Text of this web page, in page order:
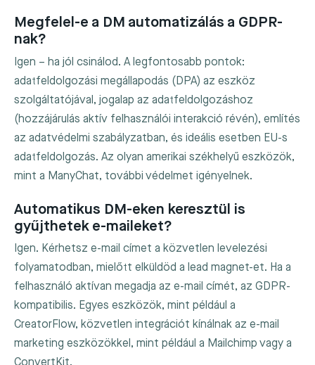
Megfelel-e a DM automatizálás a GDPR-
nak?
Igen – ha jól csinálod. A legfontosabb pontok:
adatfeldolgozási megállapodás (DPA) az eszköz
szolgáltatójával, jogalap az adatfeldolgozáshoz
(hozzájárulás aktív felhasználói interakció révén), említés
az adatvédelmi szabályzatban, és ideális esetben EU-s
adatfeldolgozás. Az olyan amerikai székhelyű eszközök,
mint a ManyChat, további védelmet igényelnek.
Automatikus DM-eken keresztül is
gyűjthetek e-maileket?
Igen. Kérhetsz e-mail címet a közvetlen levelezési
folyamatodban, mielőtt elküldöd a lead magnet-et. Ha a
felhasználó aktívan megadja az e-mail címét, az GDPR-
kompatibilis. Egyes eszközök, mint például a
CreatorFlow, közvetlen integrációt kínálnak az e-mail
marketing eszközökkel, mint például a Mailchimp vagy a